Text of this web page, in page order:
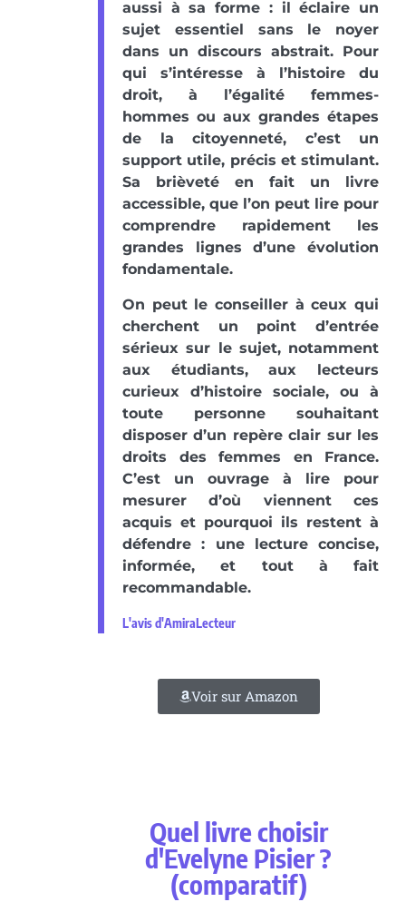
aussi à sa forme : il éclaire un
sujet essentiel sans le noyer
dans un discours abstrait. Pour
qui s’intéresse à l’histoire du
droit, à l’égalité femmes-
hommes ou aux grandes étapes
de la citoyenneté, c’est un
support utile, précis et stimulant.
Sa brièveté en fait un livre
accessible, que l’on peut lire pour
comprendre rapidement les
grandes lignes d’une évolution
fondamentale.
On peut le conseiller à ceux qui
cherchent un point d’entrée
sérieux sur le sujet, notamment
aux étudiants, aux lecteurs
curieux d’histoire sociale, ou à
toute personne souhaitant
disposer d’un repère clair sur les
droits des femmes en France.
C’est un ouvrage à lire pour
mesurer d’où viennent ces
acquis et pourquoi ils restent à
défendre : une lecture concise,
informée, et tout à fait
recommandable.
L'avis d'AmiraLecteur
Voir sur Amazon
Quel livre choisir
d'Evelyne Pisier ?
(comparatif)